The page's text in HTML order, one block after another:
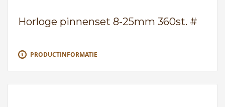
Horloge pinnenset 8-25mm 360st. #
PRODUCTINFORMATIE